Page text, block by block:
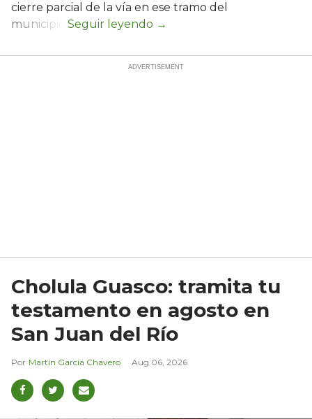
cierre parcial de la vía en ese tramo del
municipio.
Cholula Guasco: tramita tu
testamento en agosto en
San Juan del Río
Martín García Chavero Aug 06, 2026